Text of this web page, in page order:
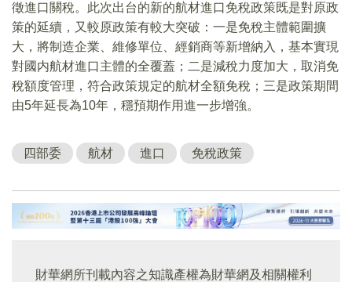
徵進口關稅。此次出台的新的航材進口免稅政策既是對原政
策的延續，又較原政策有較大突破：一是免稅主體範圍擴
大，將制造企業、維修單位、經銷商等新增納入，基本實現
對國内航材進口主體的全覆蓋；二是減稅力度加大，取消免
稅額度管理，符合政策規定的航材全額免稅；三是政策期間
由5年延長為10年，穩預期作用進一步增強。
四部委 航材 進口 免稅政策
財華網所刊載內容之知識產權為財華網及相關權利